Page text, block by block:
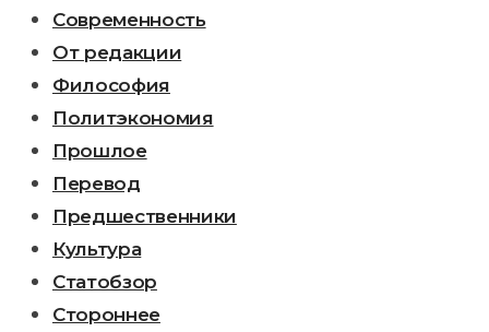
Современность
От редакции
Философия
Политэкономия
Прошлое
Перевод
Предшественники
Культура
Статобзор
Стороннее